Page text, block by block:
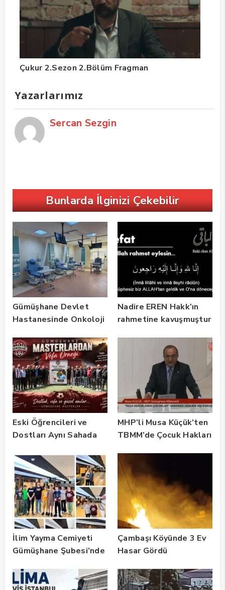
Çukur 2.Sezon 2.Bölüm Fragman
Yazarlarımız
Sercan Sezgin
Bunlarda İlginizi Çekebilir
Gümüşhane Devlet
Hastanesinde Onkoloji
Hastaya Hizmet Verdi
Nadire EREN Hakk’ın
rahmetine kavuşmuştur
Eski Öğrencileri ve
Dostları Aynı Sahada
Unutulmadı
MHP’li Musa Küçük’ten
TBMM’de Çocuk Hakları
Vurgusu
İlim Yayma Cemiyeti
Gümüşhane Şubesi’nde
Coşkusu
Çambaşı Köyünde 3 Ev
Hasar Gördü